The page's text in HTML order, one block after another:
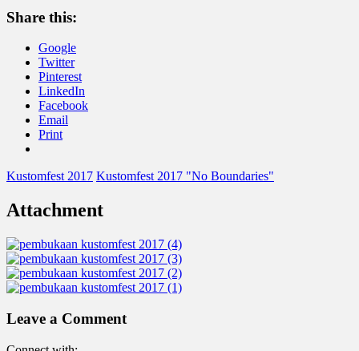
Share this:
Google
Twitter
Pinterest
LinkedIn
Facebook
Email
Print
Kustomfest 2017 Kustomfest 2017 "No Boundaries"
Attachment
Leave a Comment